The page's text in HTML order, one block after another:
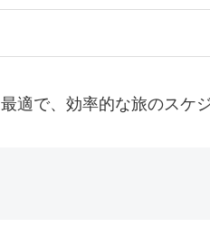
適で、効率的な旅のスケ